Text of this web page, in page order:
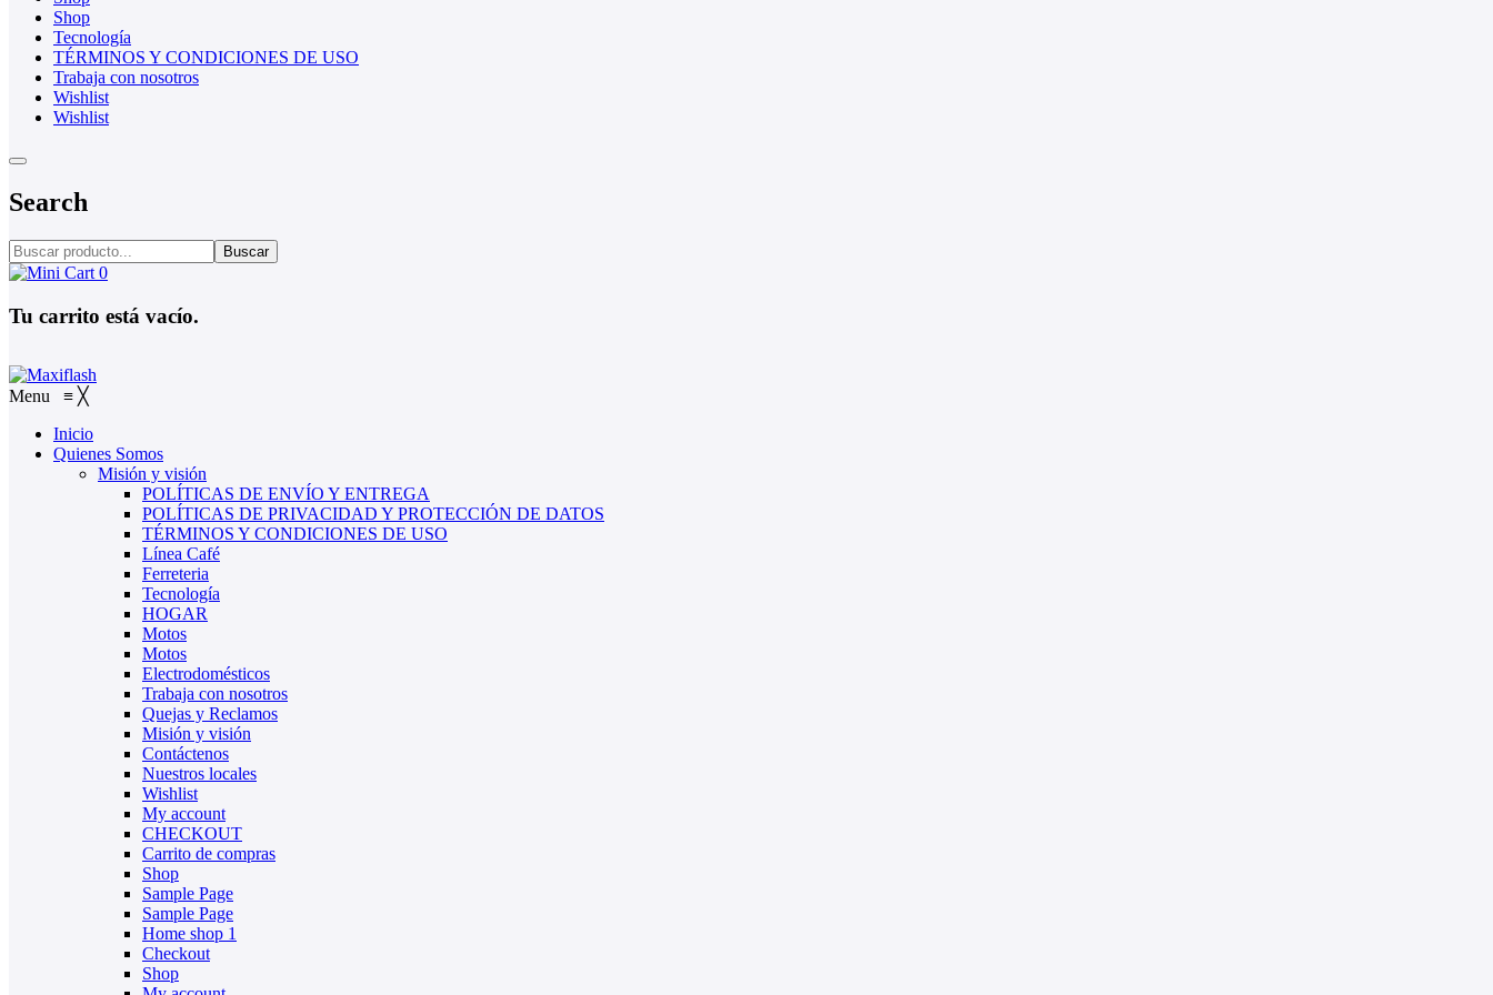
Shop
Tecnología
TÉRMINOS Y CONDICIONES DE USO
Trabaja con nosotros
Wishlist
Wishlist
Search
Buscar
0
Tu carrito está vacío.
Menu ≡ ╳
Inicio
Quienes Somos
Misión y visión
POLÍTICAS DE ENVÍO Y ENTREGA
POLÍTICAS DE PRIVACIDAD Y PROTECCIÓN DE DATOS
TÉRMINOS Y CONDICIONES DE USO
Línea Café
Ferreteria
Tecnología
HOGAR
Motos
Motos
Electrodomésticos
Trabaja con nosotros
Quejas y Reclamos
Misión y visión
Contáctenos
Nuestros locales
Wishlist
My account
CHECKOUT
Carrito de compras
Shop
Sample Page
Sample Page
Home shop 1
Checkout
Shop